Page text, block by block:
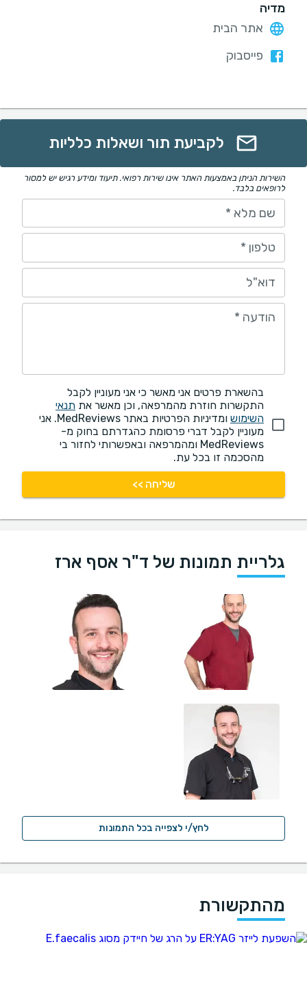
מדיה
אתר הבית
פייסבוק
לקביעת תור ושאלות כלליות
השירות הניתן באמצעות האתר אינו שירות רפואי. תיעוד ומידע רגיש יש למסור
לרופאים בלבד.
שם מלא *
טלפון *
דוא"ל
הודעה *
בהשארת פרטים אני מאשר כי אני מעוניין לקבל
התקשרות חוזרת מהמרפאה, וכן מאשר את תנאי
השימוש
ומדיניות הפרטיות באתר MedReviews. אני
מעוניין לקבל דברי פרסומת כהגדרתם בחוק מ-
MedReviews ומהמרפאה ובאפשרותי לחזור בי
מהסכמה זו בכל עת.
שליחה >>
גלריית תמונות של ד"ר אסף ארז
לחץ/י לצפייה בכל התמונות
מהתקשורת